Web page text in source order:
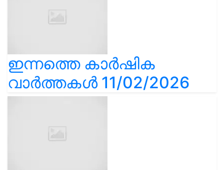
ഇന്നത്തെ കാർഷിക
വാർത്തകൾ 11/02/2026